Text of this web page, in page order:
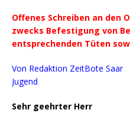
Offenes Schreiben an den
zwecks Befestigung von
entsprechenden Tüten
Von Redaktion ZeitBote Saar
Jugend
Sehr geehrter Herr